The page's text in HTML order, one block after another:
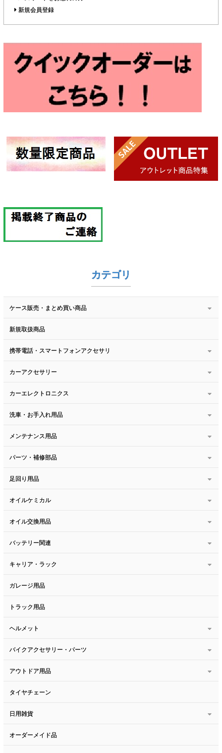
新規会員登録
カテゴリ
ケース販売・まとめ買い商品
新規取扱商品
携帯電話・スマートフォンアクセサリ
カーアクセサリー
カーエレクトロニクス
洗車・お手入れ用品
メンテナンス用品
パーツ・補修部品
足回り用品
オイルケミカル
オイル交換用品
バッテリー関連
キャリア・ラック
ガレージ用品
トラック用品
ヘルメット
バイクアクセサリー・パーツ
アウトドア用品
タイヤチェーン
日用雑貨
オーダーメイド品